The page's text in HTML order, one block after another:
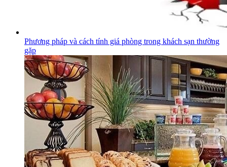
Phương pháp và cách tính giá phòng trong khách sạn thường
gặp